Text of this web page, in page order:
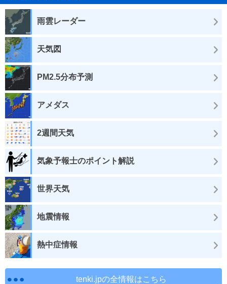
雨雲レーダー
天気図
PM2.5分布予測
アメダス
2週間天気
気象予報士のポイント解説
世界天気
地震情報
熱中症情報
tenki.jpの全情報はこちら